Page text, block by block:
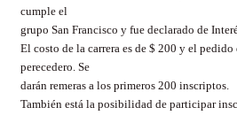
cumple el
grupo San Francisco y fue declarado de
El costo de la carrera es de $ 200 y el
perecedero. Se
darán remeras a los primeros 200 inscriptos.
También está la posibilidad de participar